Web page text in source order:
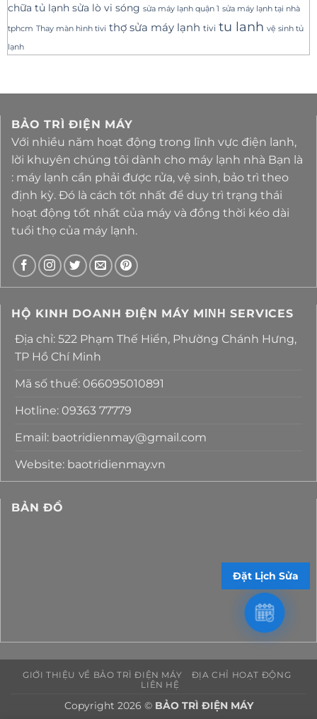
chữa tủ lạnh sửa lò vi sóng sửa máy lạnh quận 1 sửa máy lạnh tại nhà
tphcm Thay màn hình tivi thợ sửa máy lạnh tivi tu lanh vệ sinh tủ
lạnh
BẢO TRÌ ĐIỆN MÁY
Với nhiều năm hoạt động trong lĩnh vực điện lanh,
lời khuyên chúng tôi dành cho máy lạnh nhà Bạn là
: máy lạnh cần phải được rửa, vệ sinh, bảo trì theo
định kỳ. Đó là cách tốt nhất để duy trì trạng thái
hoạt động tốt nhất của máy và đồng thời kéo dài
tuổi thọ của máy lạnh.
HỘ KINH DOANH ĐIỆN MÁY MΙΝΗ SERVICES
Địa chỉ: 522 Phạm Thế Hiển, Phường Chánh Hưng,
TP Hồ Chí Minh
Mã số thuế: 066095010891
Hotline: 09363 77779
Email: baotridienmay@gmail.com
Website: baotridienmay.vn
BẢN ĐỒ
GIỚI THIỆU VỀ BẢO TRÌ ĐIỆN MÁY
ĐỊA CHỈ HOẠT ĐỘNG
LIÊN HỆ
Copyright 2026 © BẢO TRÌ ĐIỆN MÁY
Đặt Lịch Sửa